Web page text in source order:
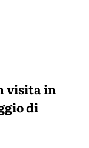
visita in
di